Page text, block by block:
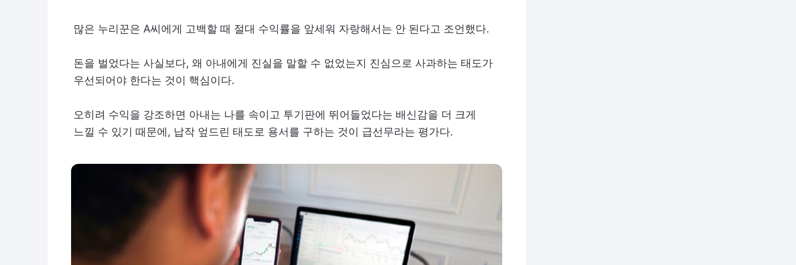
많은 누리꾼은 A씨에게 고백할 때 절대 수익률을 앞세워 자랑해서는 안 된다고 조언했다.
돈을 벌었다는 사실보다, 왜 아내에게 진실을 말할 수 없었는지 진심으로 사과하는 태도가
우선되어야 한다는 것이 핵심이다.
오히려 수익을 강조하면 아내는 나를 속이고 투기판에 뛰어들었다는 배신감을 더 크게
느낄 수 있기 때문에, 납작 엎드린 태도로 용서를 구하는 것이 급선무라는 평가다.